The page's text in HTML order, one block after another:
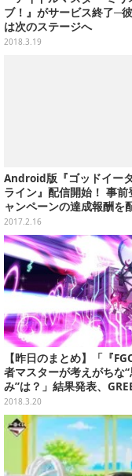
ブ！』がサービス終了─
は次のステージへ
2018.3.19
Android版『ゴッドイー
ライン』配信開始！ 事前
ャンペーンの達成報酬を
2017.2.16
【昨日のまとめ】「『
者マスターが考えがちな
み”は？」結果発表、
イマス ミリオンライブ！
ス終了、『スプラトゥー
ト・エキスパンション』
ラ・タコのプレイ動画…
2018.3.20